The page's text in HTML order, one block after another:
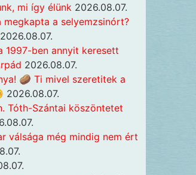
mi így élünk 2026.08.07.
megkapta a selyemzsinórt?
2026.08.07.
1997-ben annyit keresett
2026.08.07.
🥔 Ti mivel szeretitek a
2026.08.07.
Tóth-Szántai köszöntetet
válsága még mindig nem ért